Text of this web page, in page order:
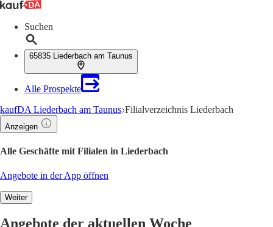
Suchen
65835 Liederbach am Taunus
Alle Prospekte
kaufDA Liederbach am Taunus Filialverzeichnis Liederbach
Anzeigen
Alle Geschäfte mit Filialen in Liederbach
Angebote in der App öffnen
Weiter
Angebote der aktuellen Woche